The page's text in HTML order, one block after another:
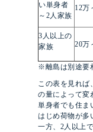
い単身者
～2人家族
12万
3人以上の
家族
20万
※離島は別途要
この表を見れば
の量によって変
単身者でも住ま
はじめ荷物が多
一方、2人以上